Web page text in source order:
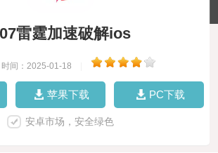
雷霆加速破解ios
时间：2025-01-18
苹果下载 PC下载
安卓市场，安全绿色